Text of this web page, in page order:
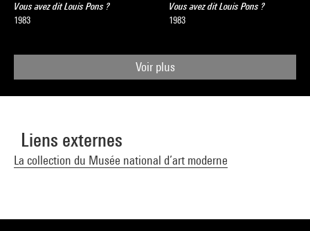
Vous avez dit Louis Pons ?
1983
Vous avez dit Louis Pons ?
1983
Voir plus
Liens externes
La collection du Musée national d’art moderne